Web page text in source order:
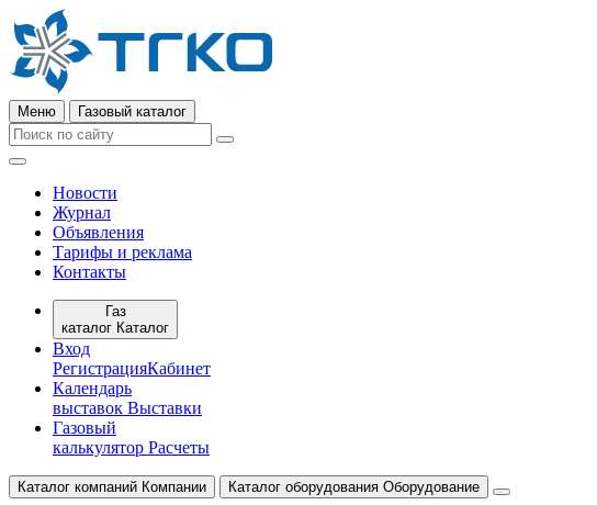
Меню Газовый каталог
Новости
Журнал
Объявления
Тарифы и реклама
Контакты
Газ
каталог Каталог
Вход
РегистрацияКабинет
Календарь
выставок Выставки
Газовый
калькулятор Расчеты
Каталог компаний Компании Каталог оборудования Оборудование